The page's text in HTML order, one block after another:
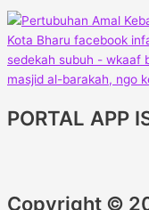
PORTAL APP
Copyright ©